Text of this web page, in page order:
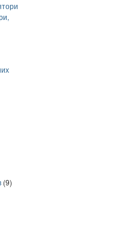
(9)